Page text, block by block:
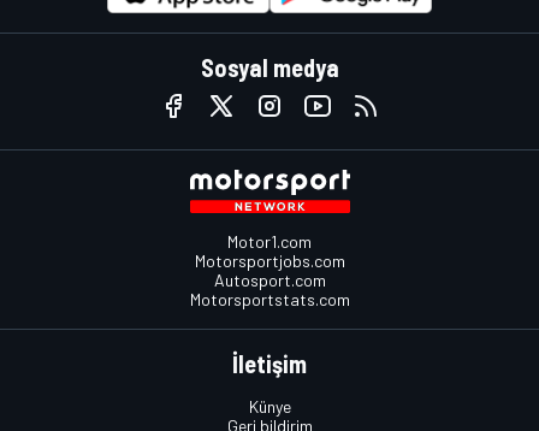
Sosyal medya
Motor1.com
Motorsportjobs.com
Autosport.com
Motorsportstats.com
İletişim
Künye
Geri bildirim